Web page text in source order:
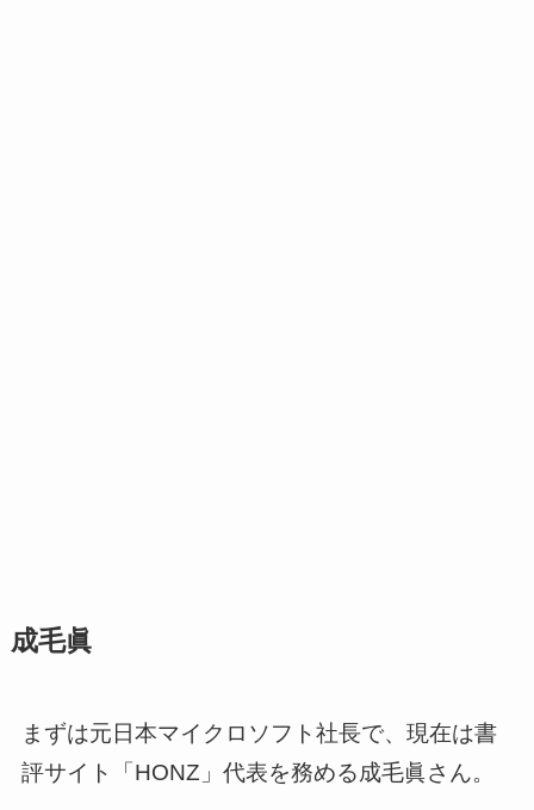
成毛眞
まずは元日本マイクロソフト社長で、現在は書
評サイト「HONZ」代表を務める成毛眞さん。